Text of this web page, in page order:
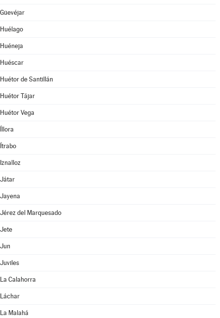
Güevéjar
Huélago
Huéneja
Huéscar
Huétor de Santillán
Huétor Tájar
Huétor Vega
Íllora
Ítrabo
Iznalloz
Játar
Jayena
Jérez del Marquesado
Jete
Jun
Juviles
La Calahorra
Láchar
La Malahá